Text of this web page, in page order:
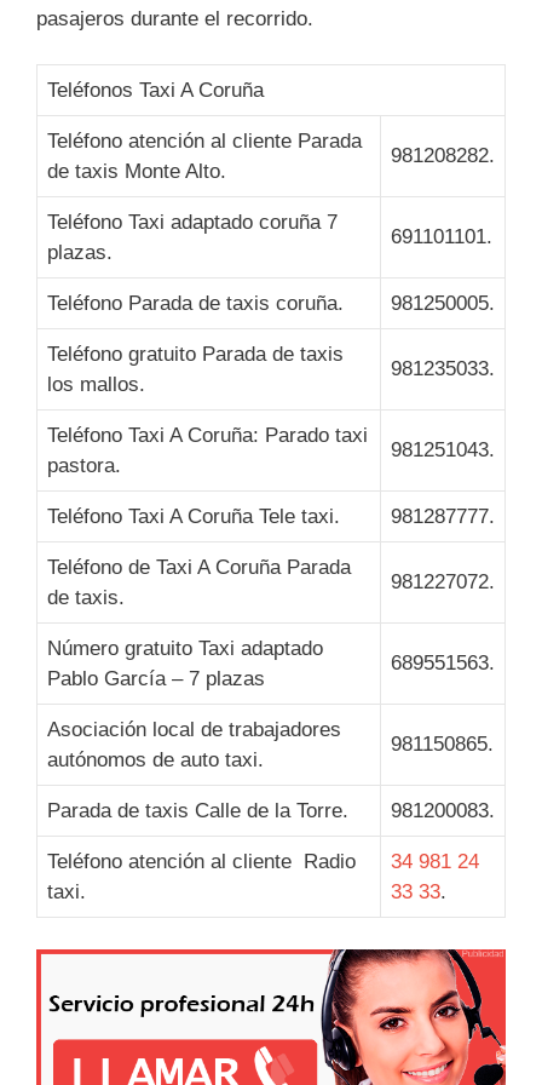
pasajeros durante el recorrido.
Teléfonos Taxi A Coruña
Teléfono atención al cliente Parada
de taxis Monte Alto.
981208282.
Teléfono Taxi adaptado coruña 7
plazas.
691101101.
Teléfono Parada de taxis coruña. 981250005.
Teléfono gratuito Parada de taxis
los mallos.
981235033.
Teléfono Taxi A Coruña: Parado taxi
pastora.
981251043.
Teléfono Taxi A Coruña Tele taxi. 981287777.
Teléfono de Taxi A Coruña Parada
de taxis.
981227072.
Número gratuito Taxi adaptado
Pablo García – 7 plazas
689551563.
Asociación local de trabajadores
autónomos de auto taxi.
981150865.
Parada de taxis Calle de la Torre. 981200083.
Teléfono atención al cliente Radio
taxi.
34 981 24
33 33.